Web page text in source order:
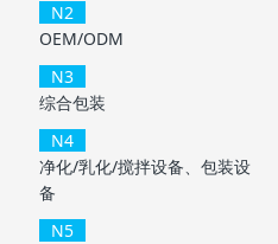
N2
OEM/ODM
N3
综合包装
N4
净化/乳化/搅拌设备、包装设
备
N5